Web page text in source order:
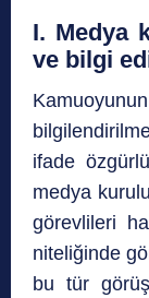
I. Medya
ve bilgi
ifade
medya
görevlileri
niteliğinde
bu tür